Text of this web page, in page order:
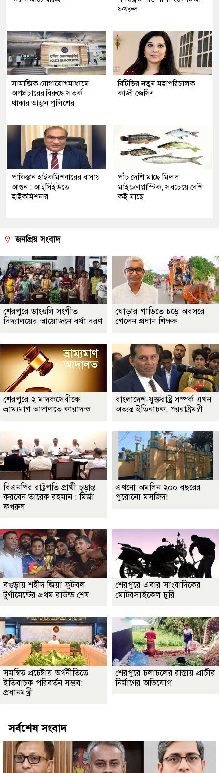
ফখরুল
সামাজিক যোগাযোগমাধ্যমে
অপপ্রচারের বিরুদ্ধে সতর্ক
থাকার আহ্বান পুলিশের
বিটিভির নতুন মহাপরিচালক
কাজী জেসিন
পাকিস্তান হাইকমিশনারের বাসায়
আগুন : আইসিইউতে
হাইকমিশনার
পাঁচ দেশি মাছে মিলল
মাইক্রোপ্লাস্টিক, সবচেয়ে বেশি
কই মাছে
জনপ্রিয় সংবাদ
শেরপুরে ডাংগুলি সংগীত
বিদ্যালয়ের আয়োজনে বর্ষা বরণ
ঘোড়ার গাড়িতে চড়ে অবসরে
গেলেন প্রধান শিক্ষক
শেরপুরে ২ মাদকসেবীকে
ভ্রাম্যমাণ আদালতে কারাদন্ড
বাংলাদেশ-যুক্তরাষ্ট্র সম্পর্ক এখন
অত্যন্ত ইতিবাচক: পররাষ্ট্রমন্ত্রী
বিএনপির রাষ্ট্রপতি প্রার্থী চূড়ান্ত
করবেন তারেক রহমান : মির্জা
ফখরুল
এখনো অমলিন ২০০ বছরের
পুরোনো মসজিদ!
বগুড়ায় শহীদ জিয়া ফুটবল
টুর্ণামেন্টের প্রথম রাউন্ড শেষ
শেরপুরে এবার সাংবাদিকের
মোটরসাইকেল চুরি
সমন্বিত প্রচেষ্টায় অর্থনীতিতে
ইতিবাচক পরিবর্তন সম্ভব:
প্রধানমন্ত্রী
শেরপুরে চলাচলের রাস্তায় প্রাচীর
নির্মাণের অভিযোগ
সর্বশেষ সংবাদ